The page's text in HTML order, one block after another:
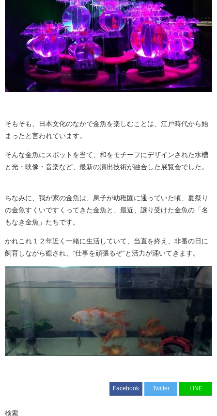
そもそも、日本文化のなかで金魚を楽しむことは、江戸時代から始
まったと言われています。
そんな金魚にスポットを当て、和をモチーフにデザインされた水槽
と光・映像・音楽など、最新の演出技術が融合した展覧会でした。
ちなみに、我が家の金魚は、息子が幼稚園に通っていた頃、夏祭り
の金魚すくいですくってきた金魚と、最近、譲り受けた金魚の「名
もなき金魚」たちです。
かれこれ１２年近く一緒に生活していて、当直を終え、非番の日に
飼育しながら癒され、“仕事を頑張るぞ”と活力が涌いてきます。
Facebook Twitter LINE
検索